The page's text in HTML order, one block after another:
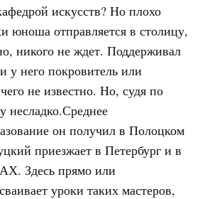
искусств? Но плохо
юноша отправляется в столицу,
никого не ждет. Поддерживал
у него покровитель или
не известно. Но, судя по
несладко.Среднее
он получил в Полоцком
приезжает в Петербург и в
Здесь прямо или
уроки таких мастеров,